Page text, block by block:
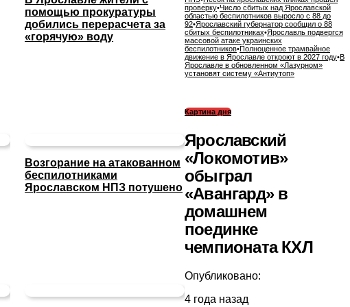
помощью прокуратуры
добились перерасчета за
«горячую» воду
Возгорание на атакованном
беспилотниками
Ярославском НПЗ потушено
проверку•Число сбитых над Ярославской
областью беспилотников выросло с 88 до
92•Ярославский губернатор сообщил о 88
сбитых беспилотниках•Ярославль подвергся
массовой атаке украинских
беспилотников•Полноценное трамвайное
движение в Ярославле откроют в 2027 году•В
Ярославле в обновленном «Лазурном»
установят систему «Антиутоп»
Картина дня
Ярославский
«Локомотив»
обыграл
«Авангард» в
домашнем
поединке
чемпионата КХЛ
Опубликовано:
4 года назад